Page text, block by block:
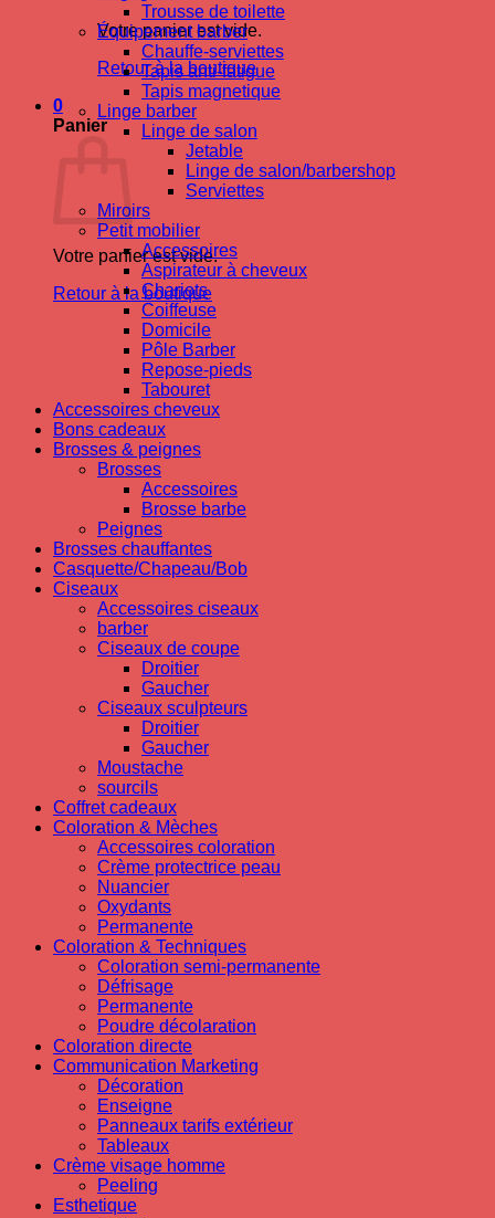
Votre panier est vide.
Retour à la boutique
0
Panier
Votre panier est vide.
Retour à la boutique
Trousse de toilette
Équipement barber
Chauffe-serviettes
Tapis anti-fatigue
Tapis magnetique
Linge barber
Linge de salon
Jetable
Linge de salon/barbershop
Serviettes
Miroirs
Petit mobilier
Accessoires
Aspirateur à cheveux
Chariots
Coiffeuse
Domicile
Pôle Barber
Repose-pieds
Tabouret
Accessoires cheveux
Bons cadeaux
Brosses & peignes
Brosses
Accessoires
Brosse barbe
Peignes
Brosses chauffantes
Casquette/Chapeau/Bob
Ciseaux
Accessoires ciseaux
barber
Ciseaux de coupe
Droitier
Gaucher
Ciseaux sculpteurs
Droitier
Gaucher
Moustache
sourcils
Coffret cadeaux
Coloration & Mèches
Accessoires coloration
Crème protectrice peau
Nuancier
Oxydants
Permanente
Coloration & Techniques
Coloration semi-permanente
Défrisage
Permanente
Poudre décolaration
Coloration directe
Communication Marketing
Décoration
Enseigne
Panneaux tarifs extérieur
Tableaux
Crème visage homme
Peeling
Esthetique